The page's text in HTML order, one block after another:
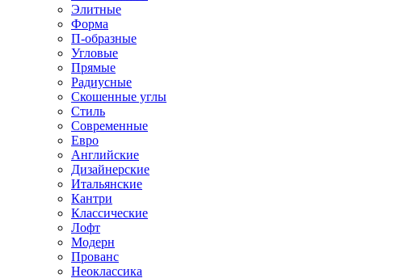
Элитные
Форма
П-образные
Угловые
Прямые
Радиусные
Скошенные углы
Стиль
Современные
Евро
Английские
Дизайнерские
Итальянские
Кантри
Классические
Лофт
Модерн
Прованс
Неоклассика